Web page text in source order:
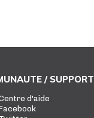
/ SUPPORT
d'aide